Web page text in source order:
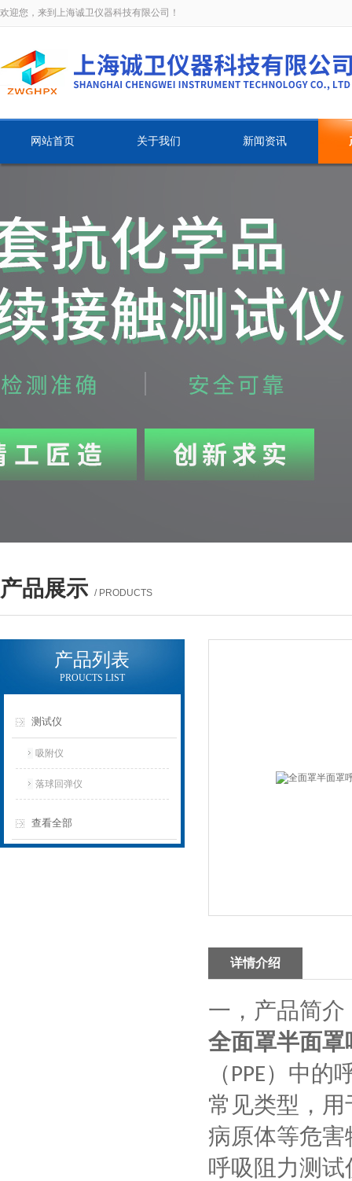
欢迎您，来到上海诚卫仪器科技有限公司！
网站首页 关于我们 新闻资讯
产品展示 / PRODUCTS
产品列表
PROUCTS LIST
测试仪
吸附仪
落球回弹仪
查看全部
详情介绍
一， 产品简介
全面罩半面
（ PPE）中的
常见类型，
病原体等危
呼吸阻力测